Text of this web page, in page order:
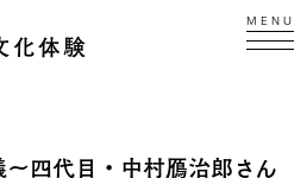
化体験
MENU
四代目・中村鴈治郎さん